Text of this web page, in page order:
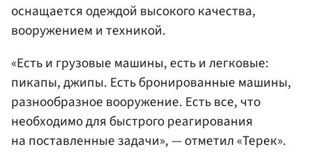
оснащается одеждой высокого качества,
вооружением и техникой.
«Есть и грузовые машины, есть и легковые:
пикапы, джипы. Есть бронированные машины,
разнообразное вооружение. Есть все, что
необходимо для быстрого реагирования
на поставленные задачи», — отметил «Терек».